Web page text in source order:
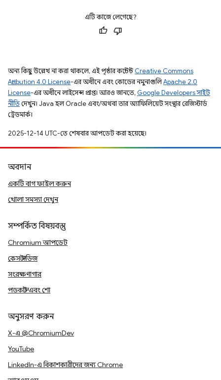
এটি কাজে লেগেছে?
অন্য কিছু উল্লেখ না করা থাকলে, এই পৃষ্ঠার কন্টেন্ট Creative Commons
Attribution 4.0 License-এর অধীনে এবং কোডের নমুনাগুলিApache 2.0
License-এর অধীনে লাইসেন্স প্রাপ্ত। আরও জানতে, Google Developers সাইট
নীতিদেখুন। Java হল Oracle এবং/অথবা তার অ্যাফিলিয়েট সংস্থার রেজিস্টার্ড
ট্রেডমার্ক।
2025-12-14 UTC-তে শেষবার আপডেট করা হয়েছে।
অবদান
একটি বাগ ফাইল করুন
খোলা সমস্যা দেখুন
সম্পর্কিত বিষয়বস্তু
Chromium আপডেট
কেস স্টাডিজ
সংরক্ষণাগার
পডকাস্ট এবং শো
অনুসরণ করুন
X-এ @ChromiumDev
YouTube
LinkedIn-এ বিকাশকারীদের জন্য Chrome